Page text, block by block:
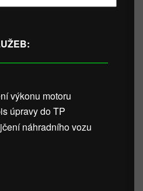
výkonu motoru
úpravy do TP
náhradního vozu